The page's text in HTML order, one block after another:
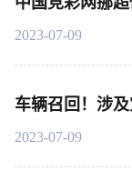
2023-07-09
车辆召回！涉
2023-07-09